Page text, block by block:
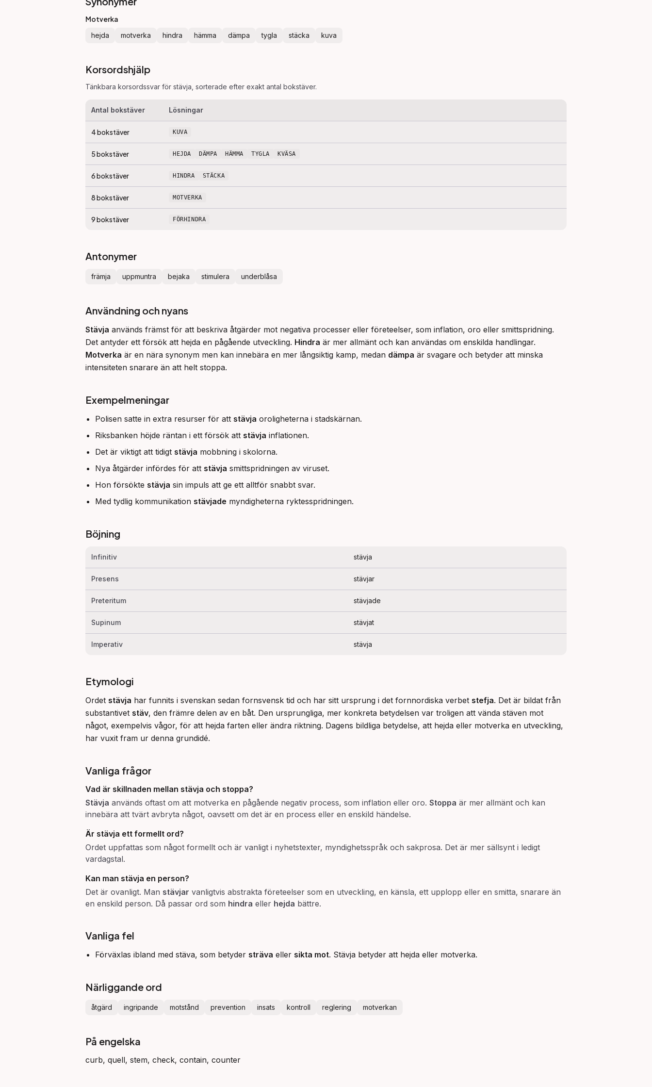
Motverka
hejda motverka hindra hämma dämpa tygla stäcka kuva
Korsordshjälp
Tänkbara korsordssvar för stävja , sorterade efter exakt antal bokstäver.
Antal bokstäver Lösningar
4bokstäver KUVA
5bokstäver HEJDA DÄMPA HÄMMA TYGLA KVÄSA
6bokstäver HINDRA STÄCKA
8bokstäver MOTVERKA
9bokstäver FÖRHINDRA
Antonymer
främja uppmuntra bejaka stimulera underblåsa
Användning och nyans
Stävja används främst för att beskriva åtgärder mot negativa processer eller företeelser, som inflation, oro eller smittspridning.
Det antyder ett försök att hejda en pågående utveckling. Hindra
Motverka är en nära synonym men kan innebära en mer långsiktig kamp, medan dämpa är svagare och betyder att minska
intensiteten snarare än att helt stoppa.
Exempelmeningar
Polisen satte in extra resurser för att stävja oroligheterna i stadskärnan.
Riksbanken höjde räntan i ett försök att stävja inflationen.
Det är viktigt att tidigt stävja mobbning i skolorna.
Nya åtgärder infördes för att stävja smittspridningen av viruset.
Hon försökte stävja sin impuls att ge ett alltför snabbt svar.
Med tydlig kommunikation stävjade myndigheterna ryktesspridningen.
Böjning
Infinitiv stävja
Presens stävjar
Preteritum stävjade
Supinum stävjat
Imperativ stävja
Etymologi
Ordet stävja har funnits i svenskan sedan fornsvensk tid och har sitt ursprung i det fornnordiska verbet stefja. Det är bildat från
substantivet stäv, den främre delen av en båt. Den ursprungliga, mer konkreta betydelsen var troligen att vända stäven mot
något, exempelvis vågor, för att hejda farten eller ändra riktning. Dagens bildliga betydelse, att hejda eller motverka en utveckling,
har vuxit fram ur denna grundidé.
Vanliga frågor
Vad är skillnaden mellan stävja och stoppa?
Stävja används oftast om att motverka en pågående negativ process, som inflation eller oro. Stoppa är mer allmänt och kan
innebära att tvärt avbryta något, oavsett om det är en process eller en enskild händelse.
Är stävja ett formellt ord?
Ordet uppfattas som något formellt och är vanligt i nyhetstexter, myndighetsspråk och sakprosa. Det är mer sällsynt i ledigt
vardagstal.
Kan man stävja en person?
Det är ovanligt. Man stävjar vanligtvis abstrakta företeelser som en utveckling, en känsla, ett upplopp eller en smitta, snarare än
en enskild person. Då passar ord som hindra eller hejda bättre.
Vanliga fel
Förväxlas ibland med stäva, som betyder sträva eller sikta mot. Stävja betyder att hejda eller motverka.
Närliggande ord
åtgärd ingripande motstånd prevention insats kontroll reglering motverkan
På engelska
curb, quell, stem, check, contain, counter